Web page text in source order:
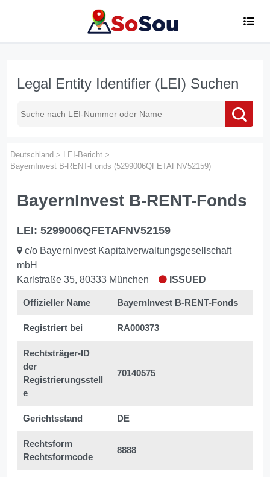
Legal Entity Identifier (LEI) Suchen
Deutschland > LEI-Bericht >
BayernInvest B-RENT-Fonds (5299006QFETAFNV52159)
BayernInvest B-RENT-Fonds
LEI: 5299006QFETAFNV52159
c/o BayernInvest Kapitalverwaltungsgesellschaft
mbH
Karlstraße 35, 80333 München
ISSUED
Offizieller Name BayernInvest B-RENT-Fonds
Registriert bei RA000373
Rechtsträger-ID
der
Registrierungsstell
e
70140575
Gerichtsstand DE
Rechtsform
Rechtsformcode
8888